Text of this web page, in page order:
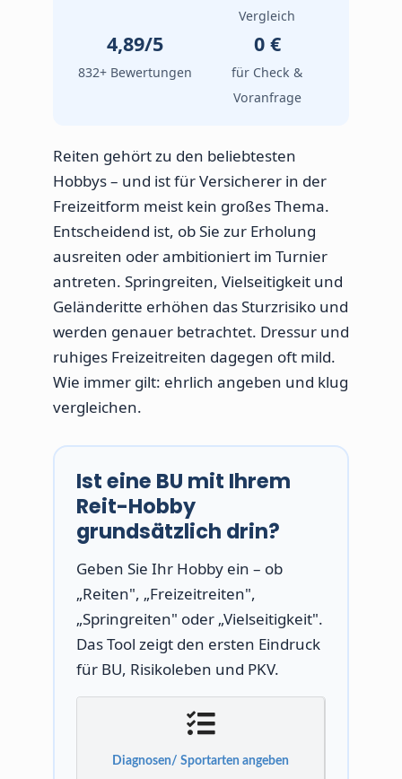
Vergleich
4,89/5
832+ Bewertungen
0 €
für Check &
Voranfrage
Reiten gehört zu den beliebtesten
Hobbys – und ist für Versicherer in der
Freizeitform meist kein großes Thema.
Entscheidend ist, ob Sie zur Erholung
ausreiten oder ambitioniert im Turnier
antreten. Springreiten, Vielseitigkeit und
Geländeritte erhöhen das Sturzrisiko und
werden genauer betrachtet. Dressur und
ruhiges Freizeitreiten dagegen oft mild.
Wie immer gilt: ehrlich angeben und klug
vergleichen.
Ist eine BU mit Ihrem
Reit-Hobby
grundsätzlich drin?
Geben Sie Ihr Hobby ein – ob
„Reiten", „Freizeitreiten",
„Springreiten" oder „Vielseitigkeit".
Das Tool zeigt den ersten Eindruck
für BU, Risikoleben und PKV.
Diagnosen/ Sportarten angeben